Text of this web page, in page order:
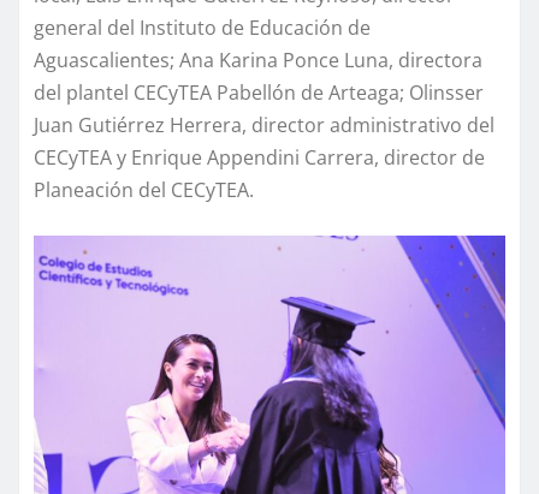
general del Instituto de Educación de
Aguascalientes; Ana Karina Ponce Luna, directora
del plantel CECyTEA Pabellón de Arteaga; Olinsser
Juan Gutiérrez Herrera, director administrativo del
CECyTEA y Enrique Appendini Carrera, director de
Planeación del CECyTEA.